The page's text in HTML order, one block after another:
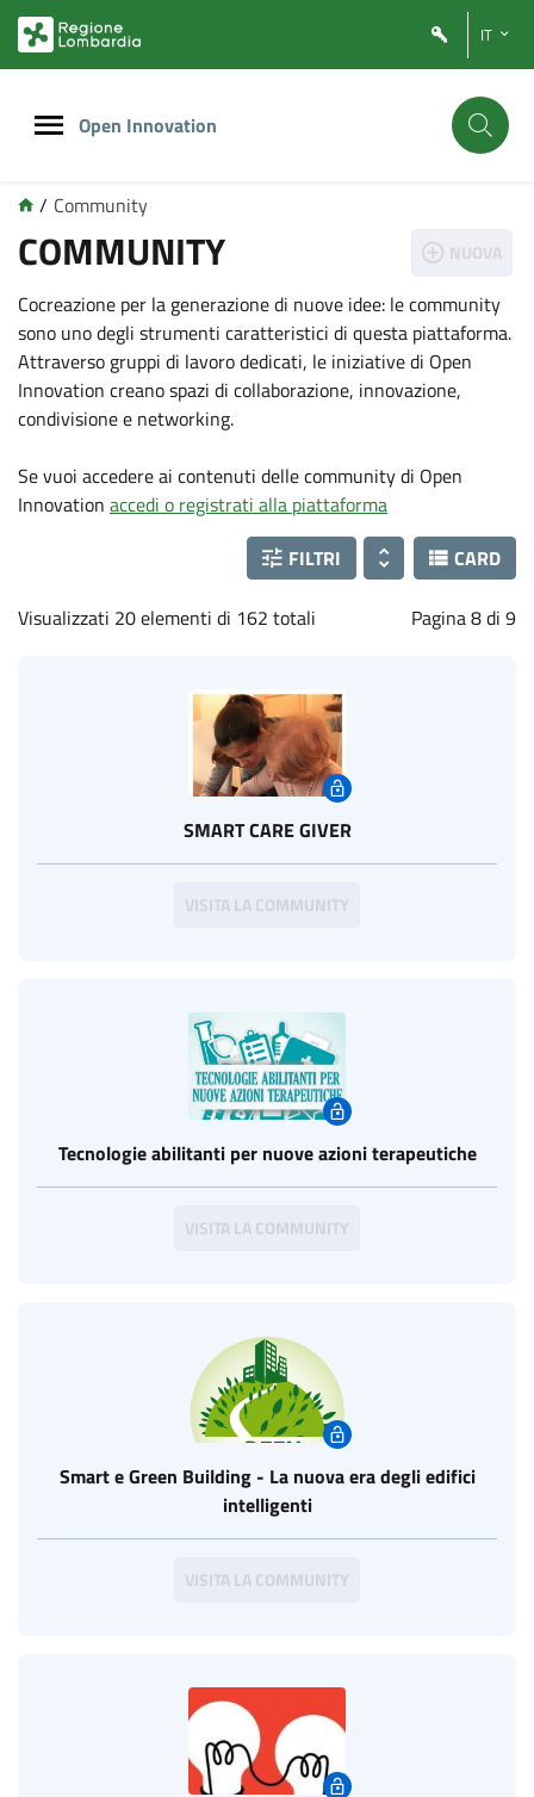
contenuto
footer
IT
Open Innovation
/ Community
COMMUNITY NUOVA
Cocreazione per la generazione di nuove idee: le community
sono uno degli strumenti caratteristici di questa piattaforma.
Attraverso gruppi di lavoro dedicati, le iniziative di Open
Innovation creano spazi di collaborazione, innovazione,
condivisione e networking.
Se vuoi accedere ai contenuti delle community di Open
Innovation accedi o registrati alla piattaforma
FILTRI
CARD
Visualizzati 20 elementi di 162 totali Pagina 8 di 9
SMART CARE GIVER
VISITA LA COMMUNITY
Tecnologie abilitanti per nuove azioni terapeutiche
VISITA LA COMMUNITY
Smart e Green Building - La nuova era degli edifici
intelligenti
VISITA LA COMMUNITY